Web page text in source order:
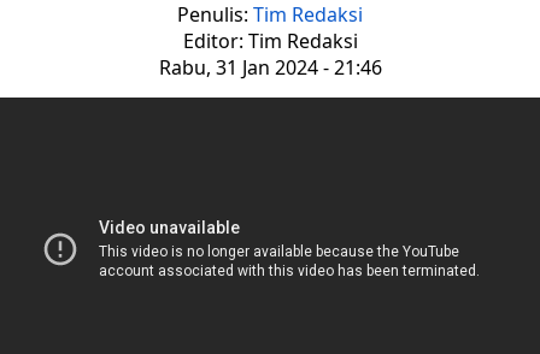
Penulis: Tim Redaksi
Editor: Tim Redaksi
Rabu, 31 Jan 2024 - 21:46